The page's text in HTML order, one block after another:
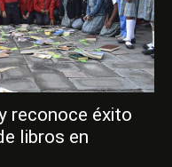
reconoce éxito
libros en